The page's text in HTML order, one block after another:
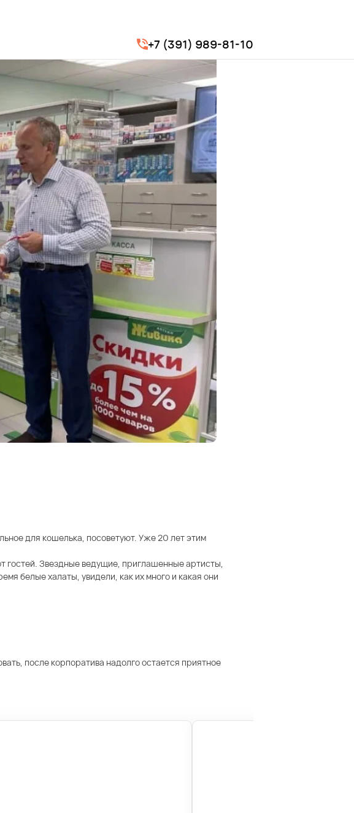
+7 (391) 989-81-10
для кошелька, посоветуют. Уже 20 лет этим
гостей. Звездные ведущие, приглашенные артисты,
белые халаты, увидели, как их много и какая они
после корпоратива надолго остается приятное